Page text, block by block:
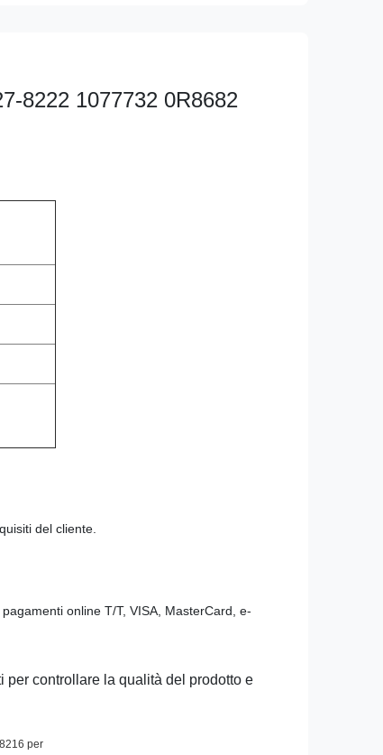
8222 1077732 0R8682
del cliente.
online T/T, VISA, MasterCard, e-
controllare la qualità del prodotto e